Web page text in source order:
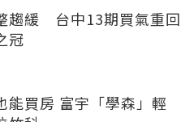
趨緩 台中13期買氣重回
冠
能買房 富宇「學森」輕